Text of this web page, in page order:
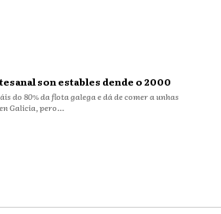
son estables dende o 2000
do 80% da flota galega e dá de comer a unhas
Galicia, pero...